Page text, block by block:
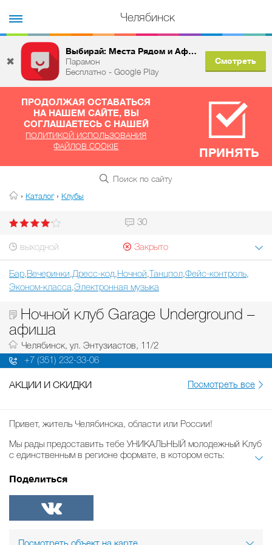
✖
Выбирай: Места Рядом и Афиша
Парамон
Бесплатно - Google Play
Смотреть
ПРОДОЛЖАЯ ОСТАВАТЬСЯ
НА НАШЕМ САЙТЕ, ВЫ
СОГЛАШАЕТЕСЬ С НАШЕЙ
ПОЛИТИКОЙ ИСПОЛЬЗОВАНИЯ
ФАЙЛОВ COOKIE
ПРИНЯТЬ
Челябинск
› Каталог› Клубы
30
выходной Закрыто
Бар,Вечеринки,Дресс-код,Ночной, Танцпол,Фейс-контроль,
Эконом-класса,Электронная музыка
Ночной клуб Garage Underground –
афиша
Челябинск, ул. Энтузиастов, 11/2
+7 (351) 232-33-06
Посмотреть все
АКЦИИ И СКИДКИ
Привет, житель Челябинска, области или России!
Мы рады предоставить тебе УНИКАЛЬНЫЙ молодежный Клуб
с единственным в регионе формате, в котором есть:
1) три танцпола,
2) классная танцевальная музыка на каждом танцполе,
3) хороший фэйсконтроль и адекватная охрана,
4) лучшие цены на кухню и бар,
5) полноценная игровая зона,
И, самое главное - неповторимая атмосфера и море
Поделиться
Посмотреть объект на карте